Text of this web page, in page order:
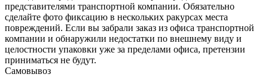
представителями транспортной компании. Обязательно
сделайте фото фиксацию в нескольких ракурсах места
повреждений. Если вы забрали заказ из офиса транспортной
компании и обнаружили недостатки по внешнему виду и
целостности упаковки уже за пределами офиса, претензии
приниматься не будут.
Самовывоз